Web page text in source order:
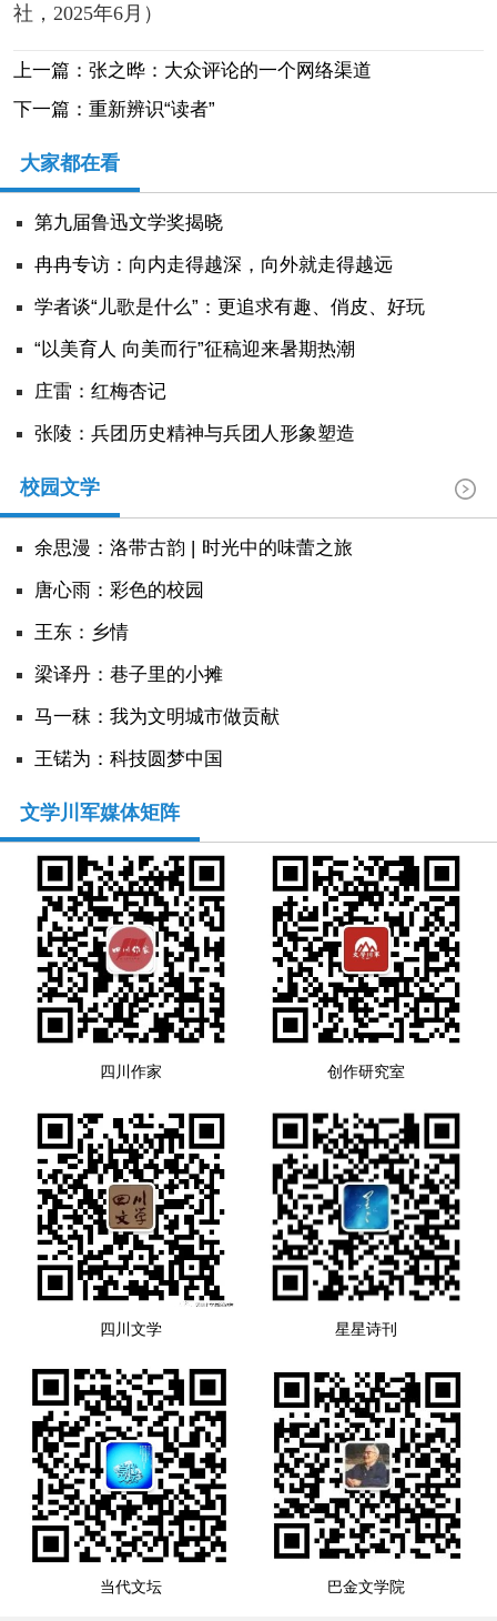
社，2025年6月）
上一篇：张之晔：大众评论的一个网络渠道
下一篇：重新辨识“读者”
大家都在看
第九届鲁迅文学奖揭晓
冉冉专访：向内走得越深，向外就走得越远
学者谈“儿歌是什么”：更追求有趣、俏皮、好玩
“以美育人 向美而行”征稿迎来暑期热潮
庄雷：红梅杏记
张陵：兵团历史精神与兵团人形象塑造
校园文学
余思漫：洛带古韵 | 时光中的味蕾之旅
唐心雨：彩色的校园
王东：乡情
​梁译丹：巷子里的小摊
马一秣：我为文明城市做贡献
王锘为：科技圆梦中国
文学川军媒体矩阵
四川作家 创作研究室
四川文学 星星诗刊
当代文坛 巴金文学院